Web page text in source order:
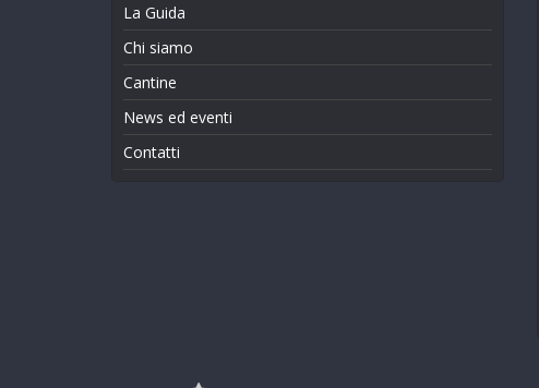
La Guida
Chi siamo
Cantine
News ed eventi
Contatti